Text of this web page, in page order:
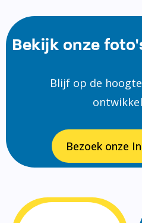
Bekijk onze
Blijf op de
Bezoek onze